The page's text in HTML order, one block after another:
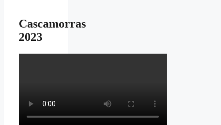
Cascamorras
2023